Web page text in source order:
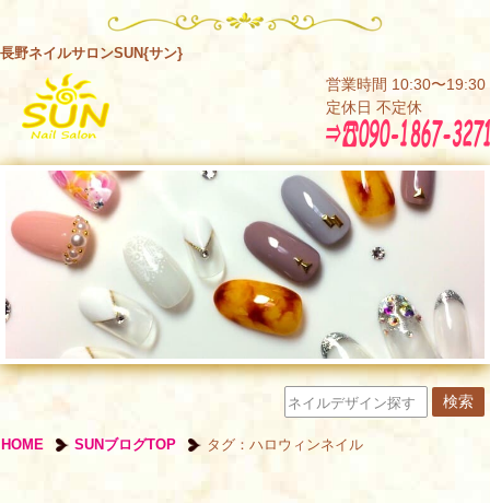
長野ネイルサロンSUN{サン}
営業時間 10:30〜19:30
定休日 不定休
HOME SUNブログTOP タグ：ハロウィンネイル